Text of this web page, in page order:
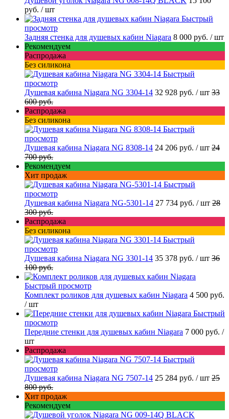
руб. / шт
Быстрый
просмотр
Задняя стенка для душевых кабин Niagara 8 000 руб. / шт
Рекомендуем
Распродажа
Без силикона
Быстрый
просмотр
Душевая кабина Niagara NG 3304-14 32 928 руб. / шт 33
600 руб.
Распродажа
Без силикона
Быстрый
просмотр
Душевая кабина Niagara NG 8308-14 24 206 руб. / шт 24
700 руб.
Рекомендуем
Хит продаж
Быстрый
просмотр
Душевая кабина Niagara NG-5301-14 27 734 руб. / шт 28
300 руб.
Распродажа
Без силикона
Быстрый
просмотр
Душевая кабина Niagara NG 3301-14 35 378 руб. / шт 36
100 руб.
Быстрый просмотр
Комплект роликов для душевых кабин Niagara 4 500 руб.
/ шт
Быстрый
просмотр
Передние стенки для душевых кабин Niagara 7 000 руб. /
шт
Распродажа
Быстрый
просмотр
Душевая кабина Niagara NG 7507-14 25 284 руб. / шт 25
800 руб.
Хит продаж
Рекомендуем